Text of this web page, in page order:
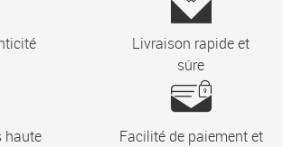
Livraison rapide et
sûre
haute
Facilité de paiement et